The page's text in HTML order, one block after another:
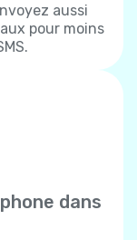
aussi
pour moins
dans